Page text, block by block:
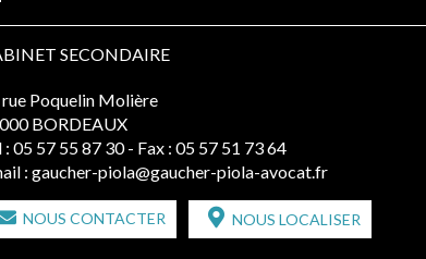
SECONDAIRE
rue Poquelin Molière
BORDEAUX
: 05 57 55 87 30 - Fax : 05 57 51 73 64
: gaucher-piola@gaucher-piola-avocat.fr
NOUS CONTACTER NOUS LOCALISER